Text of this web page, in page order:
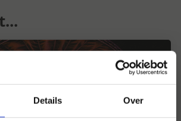
Details Over